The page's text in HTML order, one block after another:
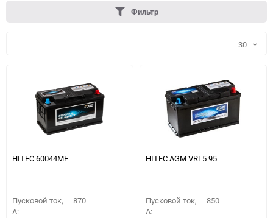
Фильтр
30
30
60
90
HITEC 60044MF
Пусковой ток,
A:
870
HITEC AGM VRL5 95
Пусковой ток,
A:
850